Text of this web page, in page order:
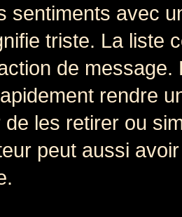
sentiments avec
triste. La liste
de
rendre
les retirer ou
peut aussi